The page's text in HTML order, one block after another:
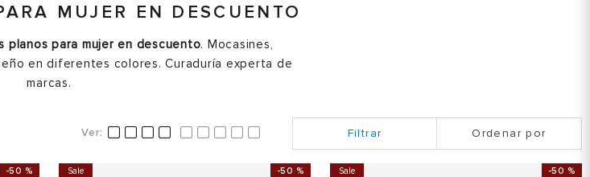
MUJER EN DESCUENTO
planos para mujer en descuento. Mocasines,
en diferentes colores. Curaduría experta de
marcas.
Ordenar por
-50 % Sale -50 % Sale -50 %